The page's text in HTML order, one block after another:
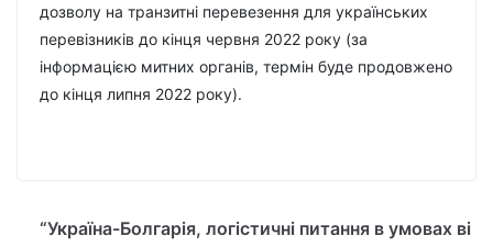
дозволу на транзитні перевезення для українських
перевізників до кінця червня 2022 року (за
інформацією митних органів, термін буде продовжено
до кінця липня 2022 року).
“Україна-Болгарія, логістичні питання в умовах ві